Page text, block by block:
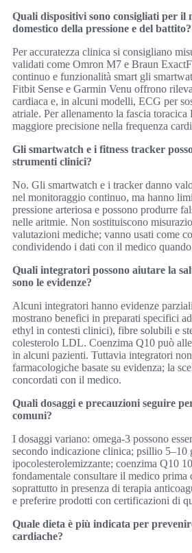
Quali dispositivi sono consigliati per il
domestico della pressione e del battito?
Per accuratezza clinica si consigliano
validati come Omron M7 e Braun
continuo e funzionalità smart gli
Fitbit Sense e Garmin Venu offrono
cardiaca e, in alcuni modelli, ECG per
atriale. Per allenamento la fascia
maggiore precisione nella frequenza
Gli smartwatch e i fitness tracker
strumenti clinici?
No. Gli smartwatch e i tracker danno
nel monitoraggio continuo, ma hanno
pressione arteriosa e possono produrre
nelle aritmie. Non sostituiscono
valutazioni mediche; vanno usati come
condividendo i dati con il medico
Quali integratori possono aiutare la
sono le evidenze?
Alcuni integratori hanno evidenze
mostrano benefici in preparati specifici
ethyl in contesti clinici), fibre solubili e
colesterolo LDL. Coenzima Q10 può
in alcuni pazienti. Tuttavia integratori
farmacologiche basate su evidenza; la
concordati con il medico.
Quali dosaggi e precauzioni seguire
comuni?
I dosaggi variano: omega-3 possono
secondo indicazione clinica; psillio 5–10
ipocolesterolemizzante; coenzima Q10
fondamentale consultare il medico
soprattutto in presenza di terapia
e preferire prodotti con certificazioni di
Quale dieta è più indicata per
cardiache?